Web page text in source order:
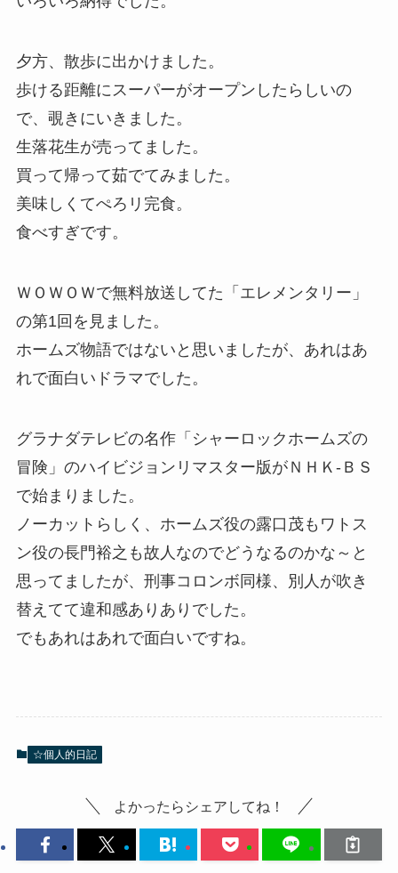
夕方、散歩に出かけました。
歩ける距離にスーパーがオープンしたらしいの
で、覗きにいきました。
生落花生が売ってました。
買って帰って茹でてみました。
美味しくてぺろリ完食。
食べすぎです。
ＷＯＷＯＷで無料放送してた「エレメンタリー」
の第1回を見ました。
ホームズ物語ではないと思いましたが、あれはあ
れで面白いドラマでした。
グラナダテレビの名作「シャーロックホームズの
冒険」のハイビジョンリマスター版がＮＨＫ-ＢＳ
で始まりました。
ノーカットらしく、ホームズ役の露口茂もワトス
ン役の長門裕之も故人なのでどうなるのかな～と
思ってましたが、刑事コロンボ同様、別人が吹き
替えてて違和感ありありでした。
でもあれはあれで面白いですね。
☆個人的日記
よかったらシェアしてね！